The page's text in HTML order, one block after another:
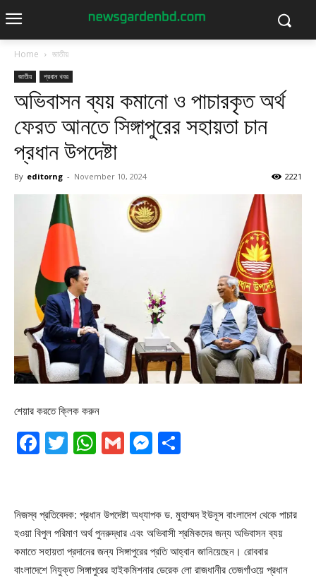
Home জাতীয়
জাতীয় প্রধান খবর
অভিবাসন ব্যয় কমানো ও পাচারকৃত অর্থ
ফেরত আনতে সিঙ্গাপুরের সহায়তা চান
প্রধান উপদেষ্টা
By editorng - November 10, 2024 2221
শেয়ার করতে ক্লিক করুন
Facebook
Twitter
WhatsApp
GmailMessenger
নিজস্ব প্রতিবেদক: প্রধান উপদেষ্টা অধ্যাপক ড. মুহাম্মদ ইউনূস বাংলাদেশ থেকে পাচার
হওয়া বিপুল পরিমাণ অর্থ পুনরুদ্ধার এবং অভিবাসী শ্রমিকদের জন্য অভিবাসন ব্যয়
কমাতে সহায়তা প্রদানের জন্য সিঙ্গাপুরের প্রতি আহ্বান জানিয়েছেন। রোববার
বাংলাদেশে নিযুক্ত সিঙ্গাপুরের হাইকমিশনার ডেরেক লো রাজধানীর তেজগাঁওয়ে প্রধান